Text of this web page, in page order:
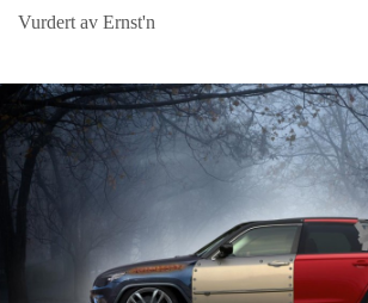
Vurdert av Ernst'n